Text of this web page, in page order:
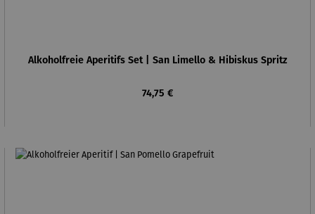
Alkoholfreie Aperitifs Set | San Limello & Hibiskus Spritz
Regulärer Preis:
74,75 €